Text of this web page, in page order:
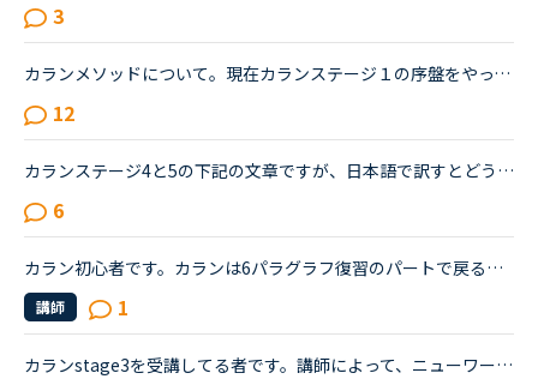
3
カランメソッドについて。現在カランステージ１の序盤をやっているのですが、カウンセリングではカランのレッスンはほぼ復習的な内容をしめる、と聞いていたのですが現在お願いしている先生では復習の時間が全く...
12
カランステージ4と5の下記の文章ですが、日本語で訳すとどういう風になるのでしょうか？何となく言っていることはわかるのですが、カランの音声の答えを聞いているとわからなくなってきました。カランステージ4 ...
6
カラン初心者です。カランは6パラグラフ復習のパートで戻ると思うのですが、6パラグラフというのは、6lessonということですか？
講師 1
カランstage3を受講してる者です。講師によって、ニューワークの進み具合が違うと思うのですが、皆さんは大体一回のレッスンあたりで、どれくらいのパラグラフ進みますか？今、stage何で、これくらいのパラグラフ...